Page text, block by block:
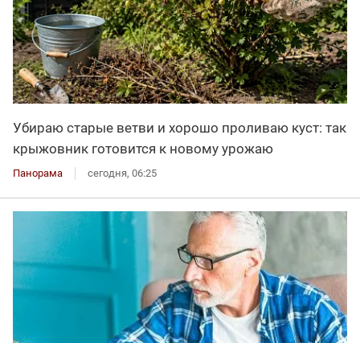
Убираю старые ветви и хорошо проливаю куст: так
крыжовник готовится к новому урожаю
Панорама сегодня, 06:25